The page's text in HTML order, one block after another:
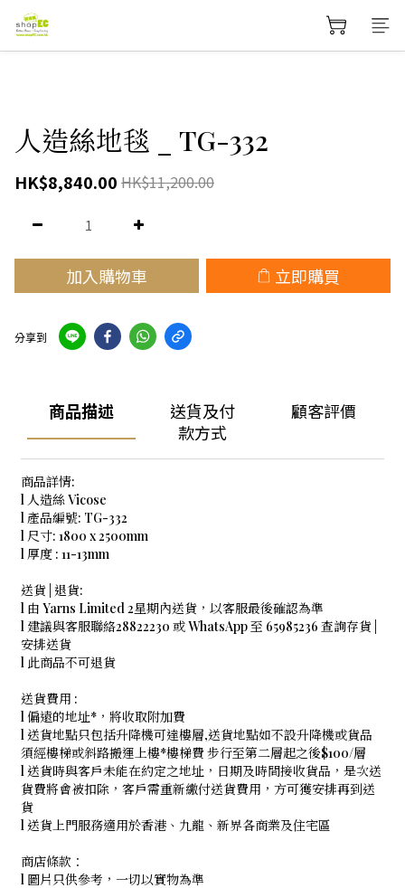
人造絲地毯 _ TG-332
HK$8,840.00 HK$11,200.00
加入購物車 立即購買
分享到
商品描述
送貨及付
款方式
顧客評價
商品詳情:
l 人造絲 Vicose
l 產品編號: TG-332
l 尺寸: 1800 x 2500mm
l 厚度 : 11-13mm
送貨 | 退貨:
l 由 Yarns Limited 2星期內送貨，以客服最後確認為準
l 建議與客服聯絡28822230 或 WhatsApp 至 65985236 查詢存貨 |
安排送貨
l 此商品不可退貨
送貨費用 :
l 偏遠的地址*，將收取附加費
l 送貨地點只包括升降機可達樓層,送貨地點如不設升降機或貨品
須經樓梯或斜路搬運上樓*樓梯費 步行至第二層起之後$100/層
l 送貨時與客戶未能在約定之地址，日期及時間接收貨品，是次送
貨費將會被扣除，客戶需重新繳付送貨費用，方可獲安排再到送
貨
l 送貨上門服務適用於香港、九龍、新界各商業及住宅區
商店條款：
l 圖片只供參考，一切以實物為準